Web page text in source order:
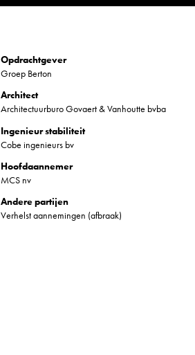
Opdrachtgever
Groep Berton
Architect
Architectuurburo Govaert & Vanhoutte bvba
Ingenieur stabiliteit
Cobe ingenieurs bv
Hoofdaannemer
MCS nv
Andere partijen
Verhelst aannemingen (afbraak)